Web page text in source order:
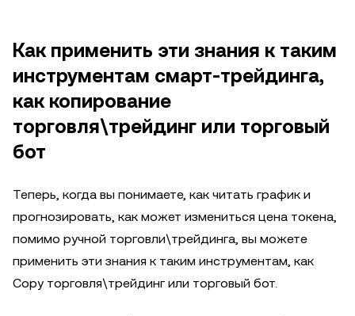
Как применить эти знания к таким
инструментам смарт-трейдинга,
как копирование
торговля\трейдинг или торговый
бот
Теперь, когда вы понимаете, как читать график и
прогнозировать, как может измениться цена токена,
помимо ручной торговли\трейдинга, вы можете
применить эти знания к таким инструментам, как
Copy торговля\трейдинг или торговый бот.